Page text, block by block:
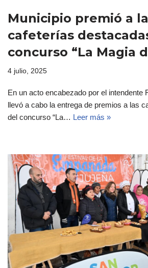
Municipio premió a
cafeterías
concurso “La Magia
4 julio, 2025
En un acto encabezado por el intendente
llevó a cabo la entrega de premios a las
del concurso “La… Leer más »